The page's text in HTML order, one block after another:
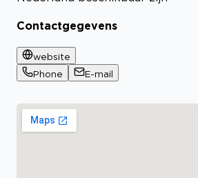
Contactgegevens
website
Phone
E-mail